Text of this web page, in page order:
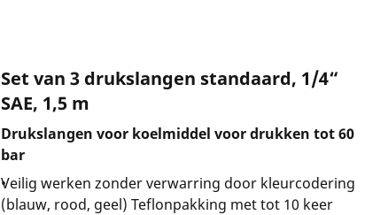
Set van 3 drukslangen standaard, 1/4“
SAE, 1,5 m
Drukslangen voor koelmiddel voor drukken tot 60
bar
Veilig werken zonder verwarring door kleurcodering
(blauw, rood, geel) Teflonpakking met tot 10 keer